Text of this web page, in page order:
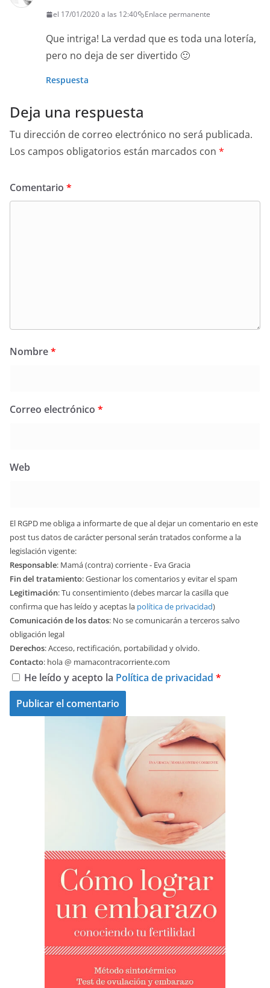
el 17/01/2020 a las 12:40 Enlace permanente
Que intriga! La verdad que es toda una lotería,
pero no deja de ser divertido 🙂
Respuesta
Deja una respuesta
Tu dirección de correo electrónico no será publicada.
Los campos obligatorios están marcados con *
Comentario *
Nombre*
Correo electrónico *
Web
El RGPD me obliga a informarte de que al dejar un comentario en este
post tus datos de carácter personal serán tratados conforme a la
legislación vigente:
Responsable: Mamá (contra) corriente - Eva Gracia
Fin del tratamiento: Gestionar los comentarios y evitar el spam
Legitimación: Tu consentimiento (debes marcar la casilla que
confirma que has leído y aceptas la política de privacidad)
Comunicación de los datos: No se comunicarán a terceros salvo
obligación legal
Derechos: Acceso, rectificación, portabilidad y olvido.
Contacto: hola @ mamacontracorriente.com
He leído y acepto la Política de privacidad *